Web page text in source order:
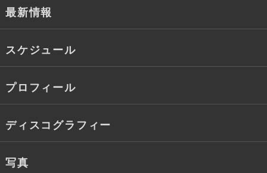
最新情報
スケジュール
プロフィール
ディスコグラフィー
写真